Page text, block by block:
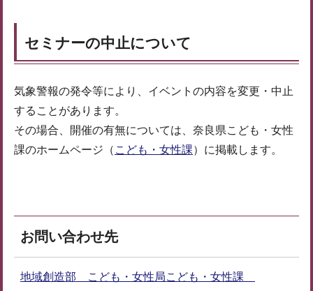
セミナーの中止について
気象警報の発令等により、イベントの内容を変更・中止
することがあります。
その場合、開催の有無については、奈良県こども・女性
課のホームページ（ こども・女性課）に掲載します。
お問い合わせ先
地域創造部 こども・女性局こども・女性課